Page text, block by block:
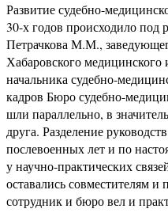
Развитие судебно-
30-х годов происходило под
Петрачкова М.М.,
Хабаровского
начальника судебно-
кадров Бюро судебно-
шли параллельно, в
друга. Разделение
послевоенных лет и по
у научно-практических
оставались совместителям
сотрудник и бюро вел и